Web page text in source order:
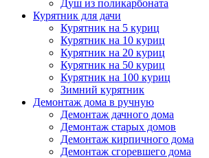
Душ из поликарбоната
Курятник для дачи
Курятник на 5 куриц
Курятник на 10 куриц
Курятник на 20 куриц
Курятник на 50 куриц
Курятник на 100 куриц
Зимний курятник
Демонтаж дома в ручную
Демонтаж дачного дома
Демонтаж старых домов
Демонтаж кирпичного дома
Демонтаж сгоревшего дома